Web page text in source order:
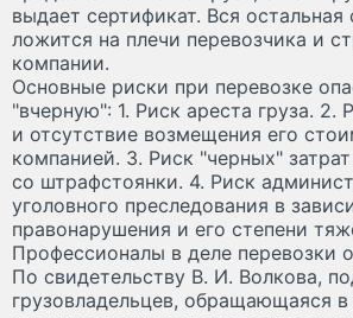
выдает сертификат. Вся остальная
ложится на плечи перевозчика и
компании.
Основные риски при перевозке
"вчерную": 1. Риск ареста груза. 2.
и отсутствие возмещения его
компанией. 3. Риск "черных"
со штрафстоянки. 4. Риск
уголовного преследования в
правонарушения и его степени
Профессионалы в деле перевозки
По свидетельству В. И. Волкова,
грузовладельцев, обращающаяся